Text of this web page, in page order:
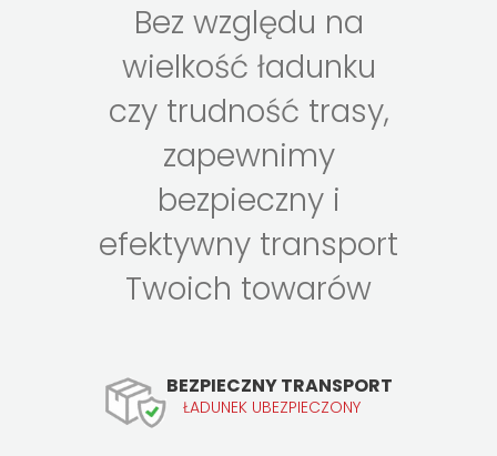
Bez względu na
wielkość ładunku
czy trudność trasy,
zapewnimy
bezpieczny i
efektywny transport
Twoich towarów
BEZPIECZNY TRANSPORT
ŁADUNEK UBEZPIECZONY